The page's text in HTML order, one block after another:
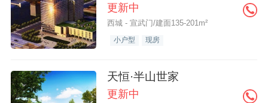
更新中
西城 - 宣武门/建面135-201m²
小户型 现房
天恒·半山世家
更新中